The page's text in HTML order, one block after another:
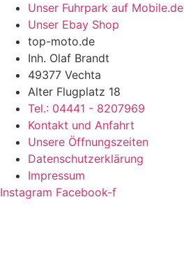
Unser Fuhrpark auf Mobile.de
Unser Ebay Shop
top-moto.de
Inh. Olaf Brandt
49377 Vechta
Alter Flugplatz 18
Tel.: 04441 - 8207969
Kontakt und Anfahrt
Unsere Öffnungszeiten
Datenschutzerklärung
Impressum
Instagram Facebook-f